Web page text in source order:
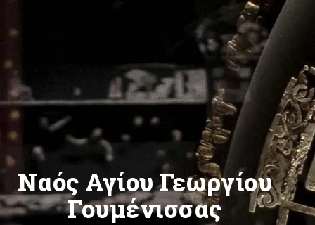
Ναός Αγίου Γεωργίου
Γουμένισσας